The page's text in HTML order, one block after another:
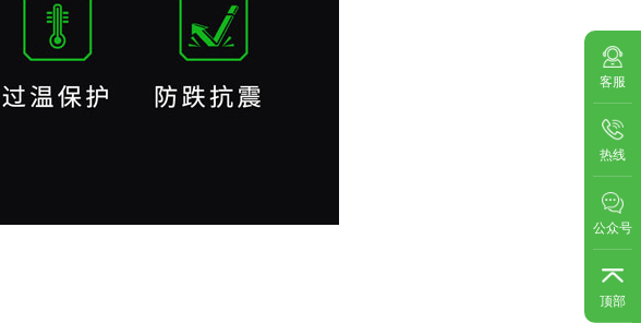
客服
热线
公众号
顶部